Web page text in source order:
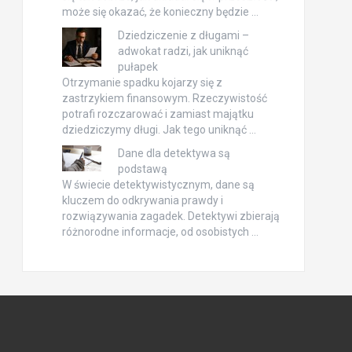
może się okazać, że konieczny będzie …
Dziedziczenie z długami –
adwokat radzi, jak uniknąć
pułapek
Otrzymanie spadku kojarzy się z
zastrzykiem finansowym. Rzeczywistość
potrafi rozczarować i zamiast majątku
dziedziczymy długi. Jak tego uniknąć …
Dane dla detektywa są
podstawą
W świecie detektywistycznym, dane są
kluczem do odkrywania prawdy i
rozwiązywania zagadek. Detektywi zbierają
różnorodne informacje, od osobistych …